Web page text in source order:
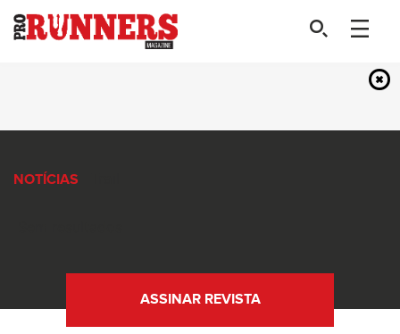
NOTÍCIAS
ASSINAR REVISTA